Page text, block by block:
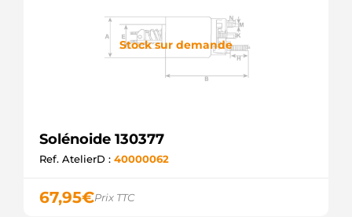
Stock sur demande
Solénoide 130377
Ref. AtelierD : 40000062
67,95€Prix TTC